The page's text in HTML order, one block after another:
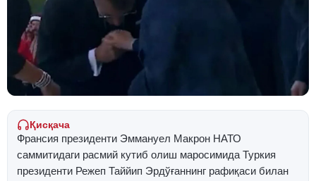
Қисқача
Франсия президенти Эммануел Макрон НАТО
саммитидаги расмий кутиб олиш маросимида Туркия
президенти Режеп Таййип Эрдўғаннинг рафиқаси билан